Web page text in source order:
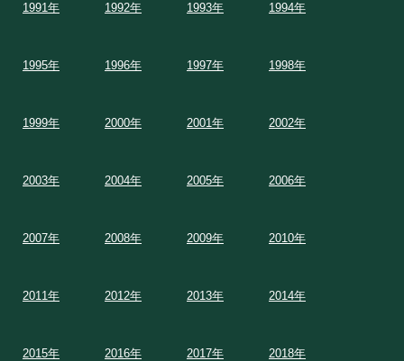
1991年 1992年 1993年 1994年
1995年 1996年 1997年 1998年
1999年 2000年 2001年 2002年
2003年 2004年 2005年 2006年
2007年 2008年 2009年 2010年
2011年 2012年 2013年 2014年
2015年 2016年 2017年 2018年